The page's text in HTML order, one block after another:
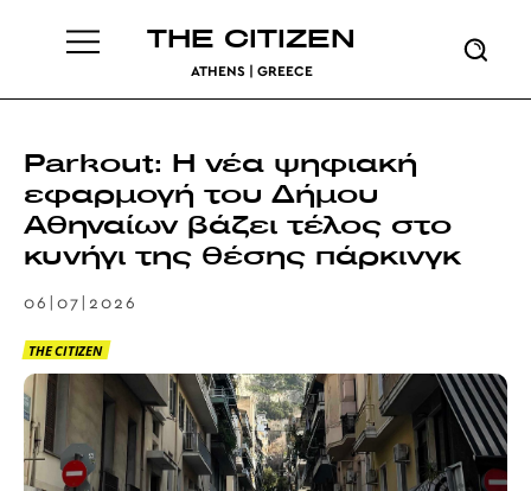
THE CITIZEN
ATHENS | GREECE
Parkout: Η νέα ψηφιακή
εφαρμογή του Δήμου
Αθηναίων βάζει τέλος στο
κυνήγι της θέσης πάρκινγκ
06|07|2026
THE CITIZEN